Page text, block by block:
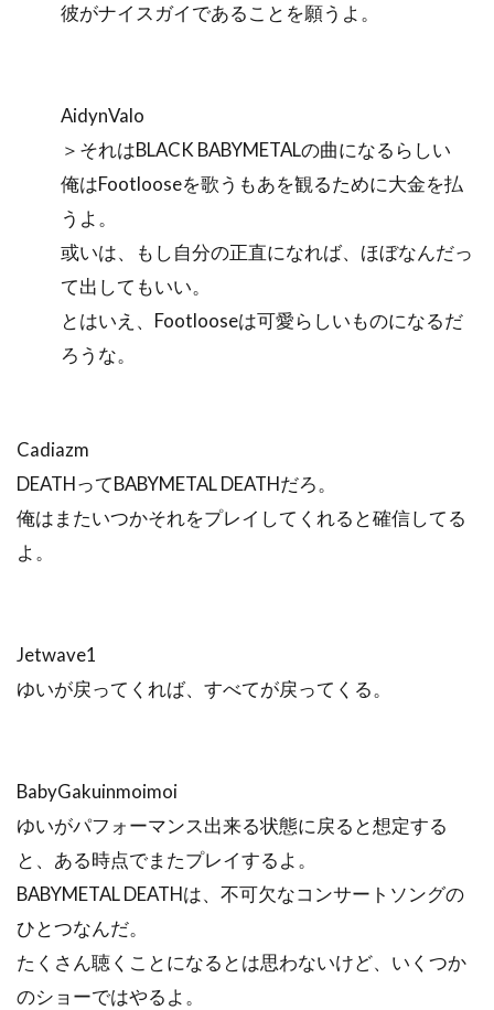
彼がナイスガイであることを願うよ。
AidynValo
＞それはBLACK BABYMETALの曲になるらしい
俺はFootlooseを歌うもあを観るために大金を払
うよ。
或いは、もし自分の正直になれば、ほぼなんだっ
て出してもいい。
とはいえ、Footlooseは可愛らしいものになるだ
ろうな。
Cadiazm
DEATHってBABYMETAL DEATHだろ。
俺はまたいつかそれをプレイしてくれると確信してる
よ。
Jetwave1
ゆいが戻ってくれば、すべてが戻ってくる。
BabyGakuinmoimoi
ゆいがパフォーマンス出来る状態に戻ると想定する
と、ある時点でまたプレイするよ。
BABYMETAL DEATHは、不可欠なコンサートソングの
ひとつなんだ。
たくさん聴くことになるとは思わないけど、いくつか
のショーではやるよ。